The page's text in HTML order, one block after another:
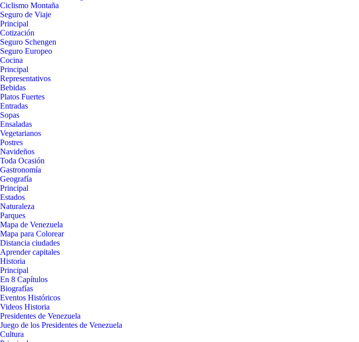
Ciclismo Montaña
Seguro de Viaje
Principal
Cotización
Seguro Schengen
Seguro Europeo
Cocina
Principal
Representativos
Bebidas
Platos Fuertes
Entradas
Sopas
Ensaladas
Vegetarianos
Postres
Navideños
Toda Ocasión
Gastronomía
Geografía
Principal
Estados
Naturaleza
Parques
Mapa de Venezuela
Mapa para Colorear
Distancia ciudades
Aprender capitales
Historia
Principal
En 8 Capítulos
Biografías
Eventos Históricos
Videos Historia
Presidentes de Venezuela
Juego de los Presidentes de Venezuela
Cultura